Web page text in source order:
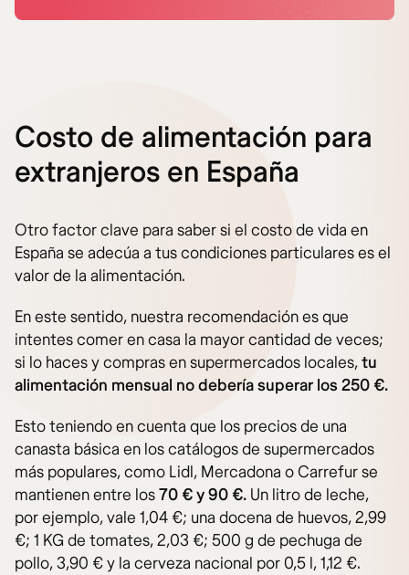
Costo de alimentación para
extranjeros en España
Otro factor clave para saber si el costo de vida en
España se adecúa a tus condiciones particulares es el
valor de la alimentación.
En este sentido, nuestra recomendación es que
intentes comer en casa la mayor cantidad de veces;
si lo haces y compras en supermercados locales,tu
alimentación mensual no debería superar los 250 €.
Esto teniendo en cuenta que los precios de una
canasta básica en los catálogos de supermercados
más populares, como Lidl, Mercadona o Carrefur se
mantienen entre los70 € y 90 €. Un litro de leche,
por ejemplo, vale 1,04 €; una docena de huevos, 2,99
€; 1 KG de tomates, 2,03 €; 500 g de pechuga de
pollo, 3,90 € y la cerveza nacional por 0,5 l, 1,12 €.